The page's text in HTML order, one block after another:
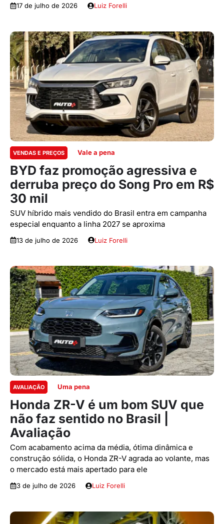
17 de julho de 2026 Luiz Forelli
VENDAS E PREÇOS Vale a pena
BYD faz promoção agressiva e
derruba preço do Song Pro em R$
30 mil
SUV híbrido mais vendido do Brasil entra em campanha
especial enquanto a linha 2027 se aproxima
13 de julho de 2026 Luiz Forelli
AVALIAÇÃO Uma pena
Honda ZR-V é um bom SUV que
não faz sentido no Brasil |
Avaliação
Com acabamento acima da média, ótima dinâmica e
construção sólida, o Honda ZR-V agrada ao volante, mas
o mercado está mais apertado para ele
3 de julho de 2026 Luiz Forelli